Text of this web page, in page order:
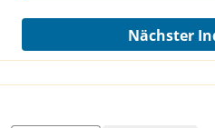
Nächster